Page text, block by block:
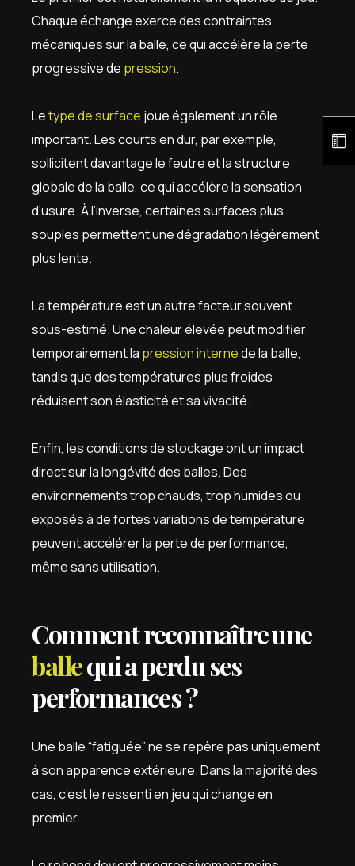
Chaque échange exerce des contraintes
mécaniques sur la balle, ce qui accélère la perte
progressive de pression.
Letype de surface joue également un rôle
important. Les courts en dur, par exemple,
sollicitent davantage le feutre et la structure
globale de la balle, ce qui accélère la sensation
d’usure. À l’inverse, certaines surfaces plus
souples permettent une dégradation légèrement
plus lente.
La température est un autre facteur souvent
sous-estimé. Une chaleur élevée peut modifier
temporairement la pression internede la balle,
tandis que des températures plus froides
réduisent son élasticité et sa vivacité.
Enfin, les conditions de stockage ont un impact
direct sur la longévité des balles. Des
environnements trop chauds, trop humides ou
exposés à de fortes variations de température
peuvent accélérer la perte de performance,
même sans utilisation.
Comment reconnaître une
ballequi a perdu ses
performances ?
Une balle “fatiguée” ne se repère pas uniquement
à son apparence extérieure. Dans la majorité des
cas, c’est le ressenti en jeu qui change en
premier.